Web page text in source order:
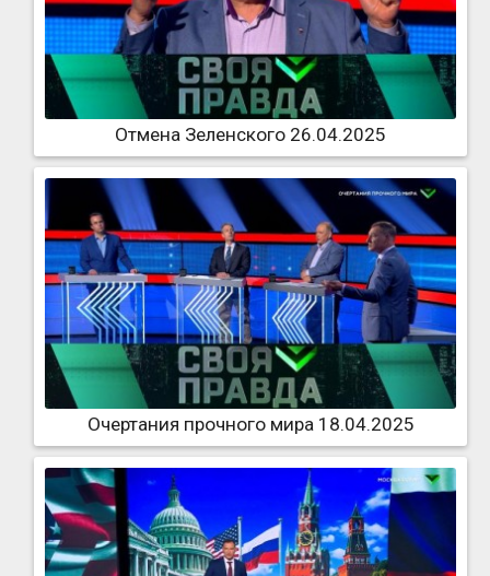
Отмена Зеленского 26.04.2025
Очертания прочного мира 18.04.2025